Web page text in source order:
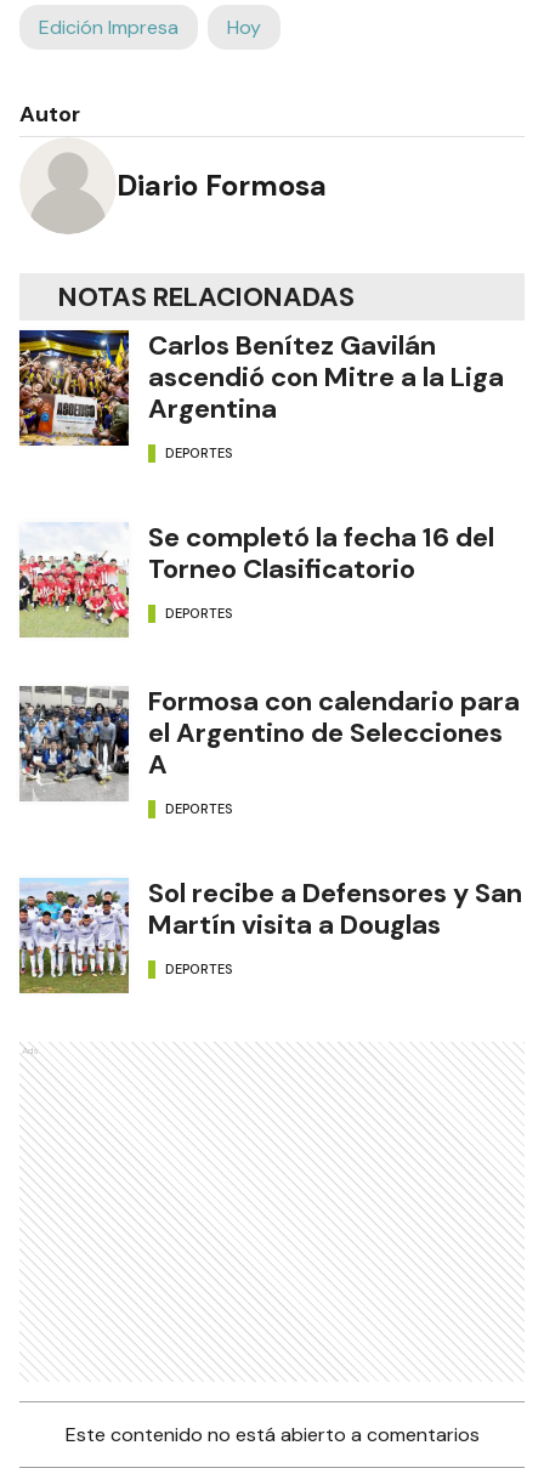
Edición Impresa Hoy
Autor
Diario Formosa
NOTAS RELACIONADAS
Carlos Benítez Gavilán
ascendió con Mitre a la Liga
Argentina
DEPORTES
Se completó la fecha 16 del
Torneo Clasificatorio
DEPORTES
Formosa con calendario para
el Argentino de Selecciones
A
DEPORTES
Sol recibe a Defensores y San
Martín visita a Douglas
DEPORTES
Ads
Este contenido no está abierto a comentarios